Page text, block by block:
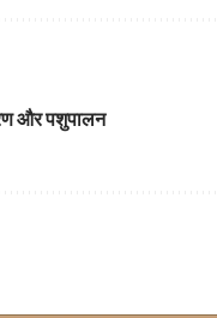
और पशुपालन